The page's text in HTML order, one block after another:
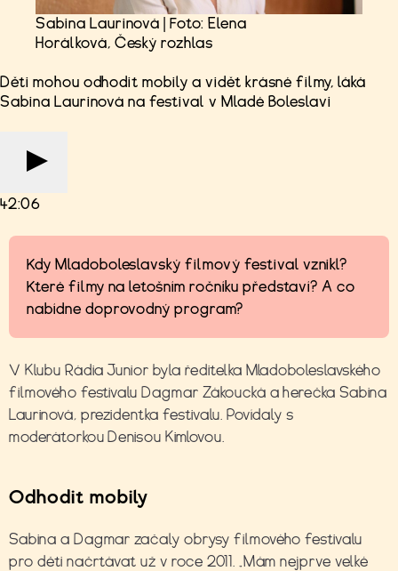
Sabina Laurinová | Foto: Elena
Horálková, Český rozhlas
Děti mohou odhodit mobily a vidět krásné filmy, láká
Sabina Laurinová na festival v Mladé Boleslavi
42:06
Kdy Mladoboleslavský filmový festival vznikl?
Které filmy na letošním ročníku představí? A co
nabídne doprovodný program?
V Klubu Rádia Junior byla ředitelka Mladoboleslavského
filmového festivalu Dagmar Zákoucká a herečka Sabina
Laurinová, prezidentka festivalu. Povídaly s
moderátorkou Denisou Kimlovou.
Odhodit mobily
Sabina a Dagmar začaly obrysy filmového festivalu
pro děti načrtávat už v roce 2011. „Mám nejprve velké